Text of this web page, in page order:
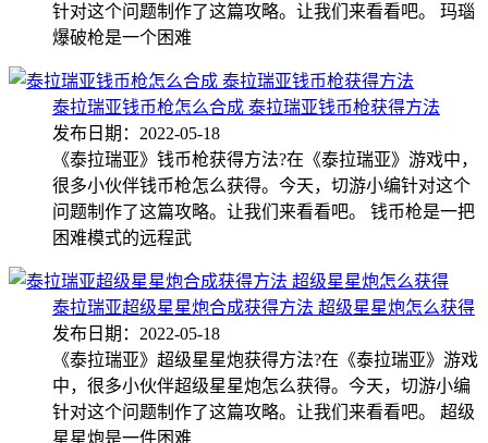
针对这个问题制作了这篇攻略。让我们来看看吧。 玛瑙
爆破枪是一个困难
泰拉瑞亚钱币枪怎么合成 泰拉瑞亚钱币枪获得方法
发布日期：2022-05-18
《泰拉瑞亚》钱币枪获得方法?在《泰拉瑞亚》游戏中，
很多小伙伴钱币枪怎么获得。今天，切游小编针对这个
问题制作了这篇攻略。让我们来看看吧。 钱币枪是一把
困难模式的远程武
泰拉瑞亚超级星星炮合成获得方法 超级星星炮怎么获得
发布日期：2022-05-18
《泰拉瑞亚》超级星星炮获得方法?在《泰拉瑞亚》游戏
中，很多小伙伴超级星星炮怎么获得。今天，切游小编
针对这个问题制作了这篇攻略。让我们来看看吧。 超级
星星炮是一件困难